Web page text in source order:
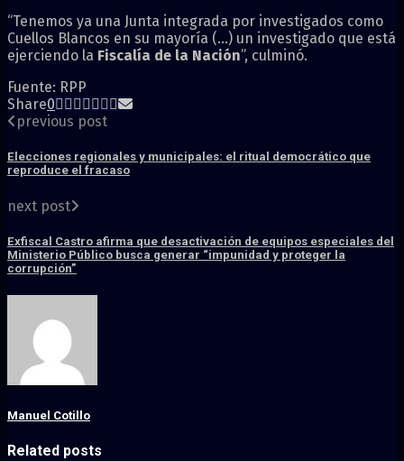
“Tenemos ya una Junta integrada por investigados como
Cuellos Blancos en su mayoría (…) un investigado que está
ejerciendo la Fiscalía de la Nación”, culminó.
Fuente: RPP
Share0
previous post
Elecciones regionales y municipales: el ritual democrático que
reproduce el fracaso
next post
Exfiscal Castro afirma que desactivación de equipos especiales del
Ministerio Público busca generar “impunidad y proteger la
corrupción”
Manuel Cotillo
Related posts